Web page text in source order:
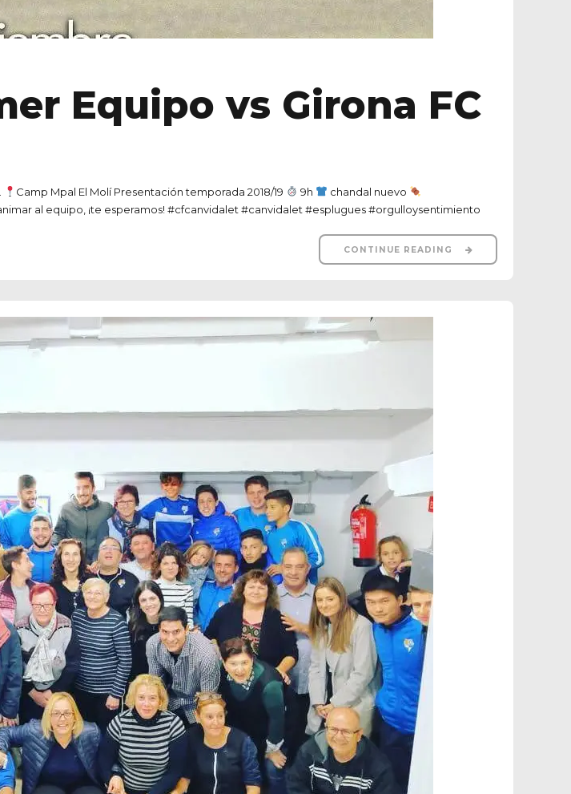
Equipo vs Girona FC
Camp Mpal El Molí Presentación temporada 2018/19 9h
chandal nuevo
al equipo, ¡te esperamos! #cfcanvidalet #canvidalet #esplugues #orgulloysentimiento
CONTINUE READING